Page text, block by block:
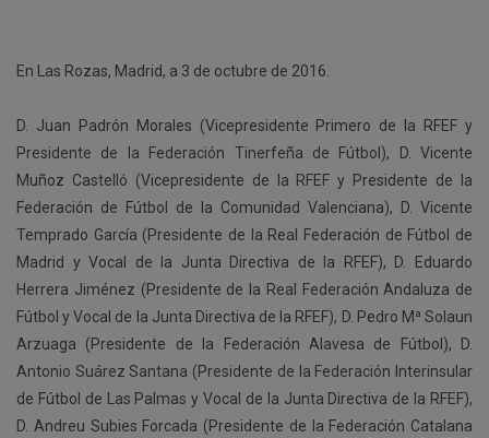
En Las Rozas, Madrid, a 3 de octubre de 2016.
D. Juan Padrón Morales (Vicepresidente Primero de la RFEF y
Presidente de la Federación Tinerfeña de Fútbol), D. Vicente
Muñoz Castelló (Vicepresidente de la RFEF y Presidente de la
Federación de Fútbol de la Comunidad Valenciana), D. Vicente
Temprado García (Presidente de la Real Federación de Fútbol de
Madrid y Vocal de la Junta Directiva de la RFEF), D. Eduardo
Herrera Jiménez (Presidente de la Real Federación Andaluza de
Fútbol y Vocal de la Junta Directiva de la RFEF), D. Pedro Mª Solaun
Arzuaga (Presidente de la Federación Alavesa de Fútbol), D.
Antonio Suárez Santana (Presidente de la Federación Interinsular
de Fútbol de Las Palmas y Vocal de la Junta Directiva de la RFEF),
D. Andreu Subies Forcada (Presidente de la Federación Catalana